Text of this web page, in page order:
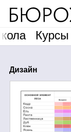
Курсы
Дизайн